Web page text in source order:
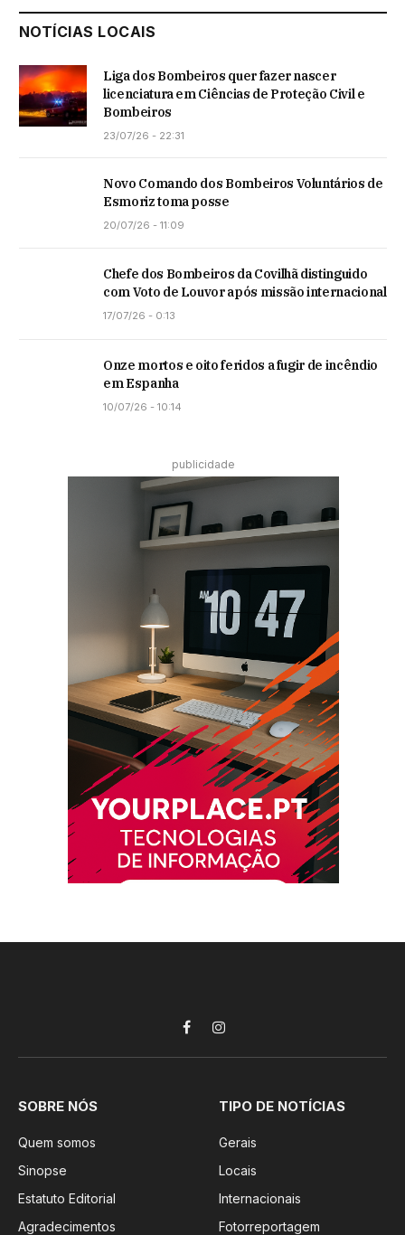
NOTÍCIAS LOCAIS
Liga dos Bombeiros quer fazer nascer
licenciatura em Ciências de Proteção Civil e
Bombeiros
23/07/26 - 22:31
Novo Comando dos Bombeiros Voluntários de
Esmoriz toma posse
20/07/26 - 11:09
Chefe dos Bombeiros da Covilhã distinguido
com Voto de Louvor após missão internacional
17/07/26 - 0:13
Onze mortos e oito feridos a fugir de incêndio
em Espanha
10/07/26 - 10:14
publicidade
FacebookInstagram
SOBRE NÓS
Quem somos
Sinopse
Estatuto Editorial
Agradecimentos
TIPO DE NOTÍCIAS
Gerais
Locais
Internacionais
Fotorreportagem